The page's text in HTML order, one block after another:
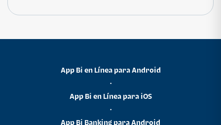
App Bi en Línea para Android
•
App Bi en Línea para iOS
•
App Bi Banking para Android